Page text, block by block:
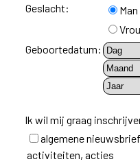
Geslacht:
Man
Geboortedatum:
Ik wil mij graag
algemene
activiteiten, acties